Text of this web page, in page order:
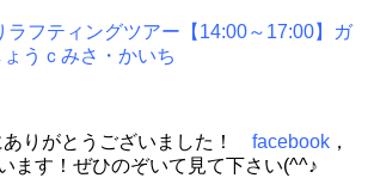
ラフティングツアー【14:00～17:00】ガ
うｃみさ・かいち
ありがとうございました！ facebook ，
ます！ぜひのぞいて見て下さい(^^♪